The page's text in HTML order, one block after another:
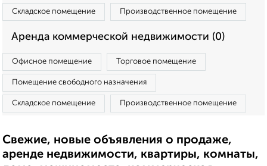
Складское помещение Производственное помещение
Аренда коммерческой недвижимости (0)
Офисное помещение Торговое помещение
Помещение свободного назначения
Складское помещение Производственное помещение
Свежие, новые объявления о продаже,
аренде недвижимости, квартиры, комнаты,